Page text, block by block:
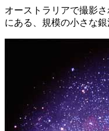
オーストラリアで撮影
にある、規模の小さな銀